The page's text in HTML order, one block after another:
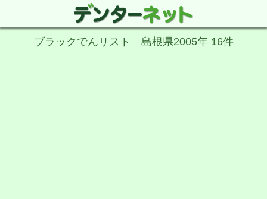
ブラックでんリスト 島根県2005年 16件